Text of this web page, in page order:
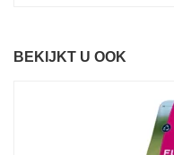
BEKIJKT U OOK